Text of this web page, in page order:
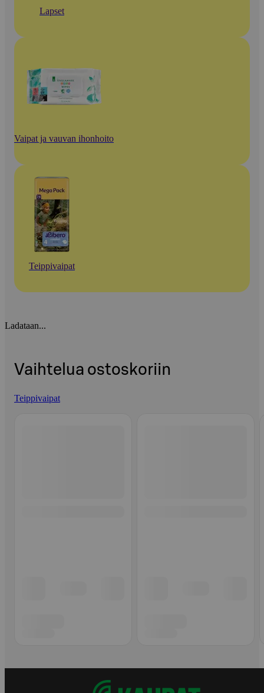
Lapset
Vaipat ja vauvan ihonhoito
Teippivaipat
Ladataan...
Vaihtelua ostoskoriin
Teippivaipat